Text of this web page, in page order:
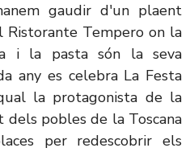
gaudir d'un plaent
Ristorante Tempero on la
i la pasta són la seva
any es celebra La Festa
la protagonista de la
pobles de la Toscana
per redescobrir els